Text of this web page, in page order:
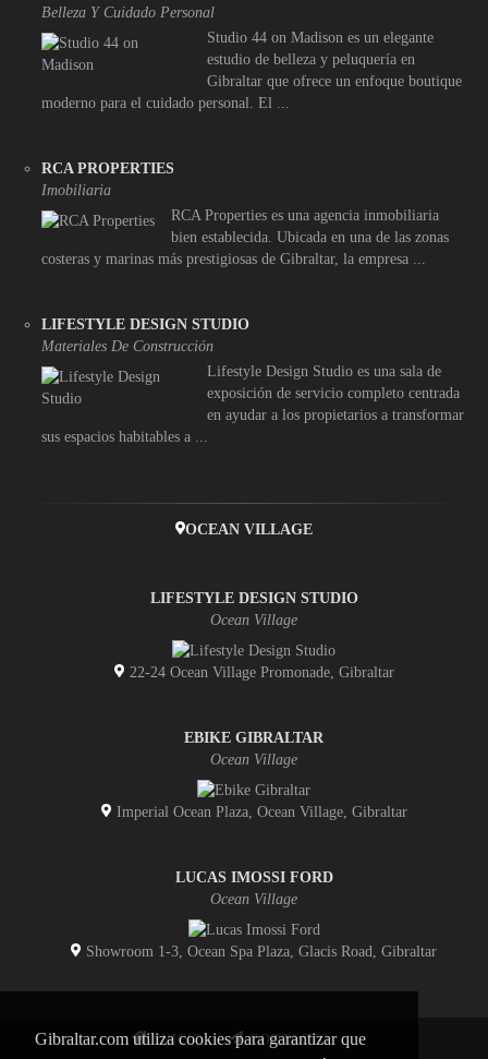
Gibraltar.com utiliza cookies para garantizar que
Belleza Y Cuidado Personal
Studio 44 on Madison es un elegante
estudio de belleza y peluquería en
Gibraltar que ofrece un enfoque boutique
moderno para el cuidado personal. El ...
RCA PROPERTIES
Imobiliaria
RCA Properties es una agencia inmobiliaria
bien establecida. Ubicada en una de las zonas
costeras y marinas más prestigiosas de Gibraltar, la empresa ...
LIFESTYLE DESIGN STUDIO
Materiales De Construcción
Lifestyle Design Studio es una sala de
exposición de servicio completo centrada
en ayudar a los propietarios a transformar
sus espacios habitables a ...
OCEAN VILLAGE
LIFESTYLE DESIGN STUDIO
Ocean Village
22-24 Ocean Village Promonade, Gibraltar
EBIKE GIBRALTAR
Ocean Village
Imperial Ocean Plaza, Ocean Village, Gibraltar
LUCAS IMOSSI FORD
Ocean Village
Showroom 1-3, Ocean Spa Plaza, Glacis Road, Gibraltar
INICIO CONTACTO